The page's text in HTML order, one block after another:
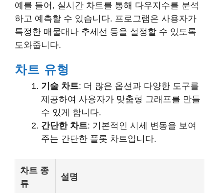
예를 들어, 실시간 차트를 통해 다우지수를 분석
하고 예측할 수 있습니다. 프로그램은 사용자가
특정한 매물대나 추세선 등을 설정할 수 있도록
도와줍니다.
차트 유형
기술 차트: 더 많은 옵션과 다양한 도구를
제공하여 사용자가 맞춤형 그래프를 만들
수 있게 합니다.
간단한 차트: 기본적인 시세 변동을 보여
주는 간단한 플롯 차트입니다.
차트 종
류
설명